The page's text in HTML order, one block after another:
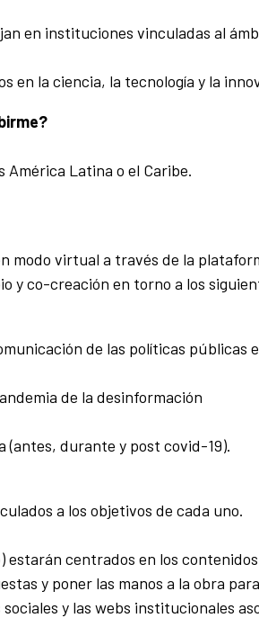
en instituciones vinculadas al
en la ciencia, la tecnología y la
América Latina o el Caribe.
modo virtual a través de la
y co-creación en torno a los
de las políticas públicas
de la desinformación
(antes, durante y post covid-19).
a los objetivos de cada uno.
estarán centrados en los
y poner las manos a la obra
y las webs institucionales